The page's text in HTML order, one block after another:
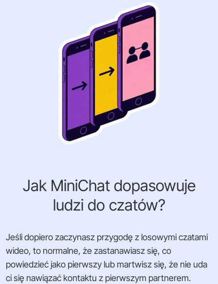
Jak MiniChat dopasowuje
ludzi do czatów?
Jeśli dopiero zaczynasz przygodę z losowymi czatami
wideo, to normalne, że zastanawiasz się, co
powiedzieć jako pierwszy lub martwisz się, że nie uda
ci się nawiązać kontaktu z pierwszym partnerem.